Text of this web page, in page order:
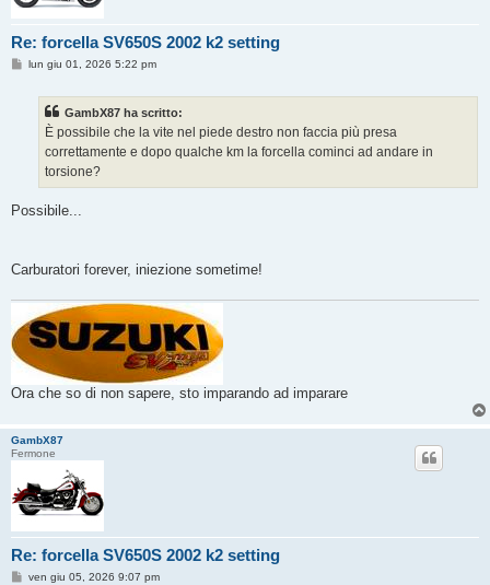
Re: forcella SV650S 2002 k2 setting
Mlun giu 01, 2026 5:22 pm
GambX87 ha scritto:
È possibile che la vite nel piede destro non faccia più presa
correttamente e dopo qualche km la forcella cominci ad andare in
torsione?
Possibile...
Carburatori forever, iniezione sometime!
Ora che so di non sapere, sto imparando ad imparare
GambX87
Fermone
Re: forcella SV650S 2002 k2 setting
Mven giu 05, 2026 9:07 pm